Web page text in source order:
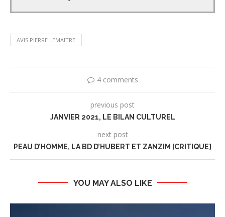
AVIS PIERRE LEMAITRE
4 comments
previous post
JANVIER 2021, LE BILAN CULTUREL
next post
PEAU D’HOMME, LA BD D’HUBERT ET ZANZIM [CRITIQUE]
YOU MAY ALSO LIKE